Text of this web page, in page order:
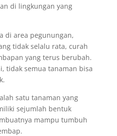
di lingkungan yang
di area pegunungan,
tidak selalu rata, curah
yang terus berubah.
tidak semua tanaman bisa
satu tanaman yang
sejumlah bentuk
mampu tumbuh